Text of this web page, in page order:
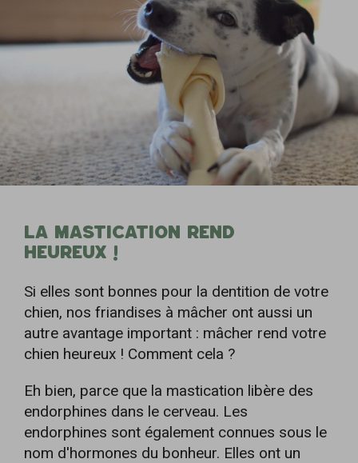
LA MASTICATION REND ­
HEUREUX­ !
Si elles sont bonnes pour la dentition de votre
chien, nos friandises à mâcher ont aussi un
autre avantage important : mâcher rend votre
chien heureux ! Comment cela ?
Eh bien, parce que la mastication libère des
endorphines dans le cerveau. Les
endorphines sont également connues sous le
nom d'hormones du bonheur. Elles ont un